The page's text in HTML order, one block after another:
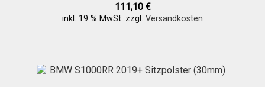
111,10 €
inkl. 19 % MwSt. zzgl. Versandkosten